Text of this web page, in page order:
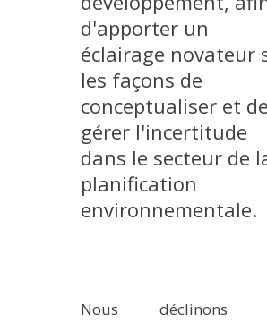
THEMATIC NOTES
FOR THE PUBLICd'apporter un
éclairage novateur
les façons de
conceptualiser et de
gérer l'incertitude
dans le secteur de
planification
environnementale.
Nous déclinons